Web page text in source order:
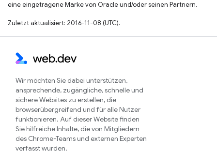
eine eingetragene Marke von Oracle und/oder seinen Partnern.
Zuletzt aktualisiert: 2016-11-08 (UTC).
Wir möchten Sie dabei unterstützen,
ansprechende, zugängliche, schnelle und
sichere Websites zu erstellen, die
browserübergreifend und für alle Nutzer
funktionieren. Auf dieser Website finden
Sie hilfreiche Inhalte, die von Mitgliedern
des Chrome-Teams und externen Experten
verfasst wurden.